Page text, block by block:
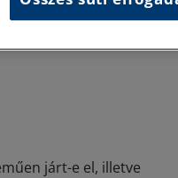
esetében
járt-e el, illetve